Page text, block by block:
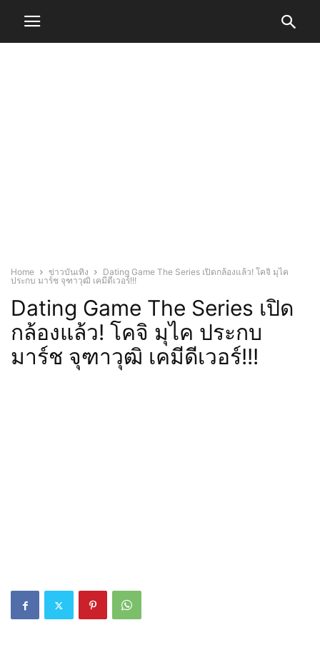
Home ข่าวบันเทิง
Dating Game The Series เปิดกล้องแล้ว! โคจิ มุไค
ประกบ มาร์ช จุฑาวุฒิ เคมีดีเวอร์!!!
Dating Game The Series เปิด
กล้องแล้ว! โคจิ มุไค ประกบ
มาร์ช จุฑาวุฒิ เคมีดีเวอร์!!!